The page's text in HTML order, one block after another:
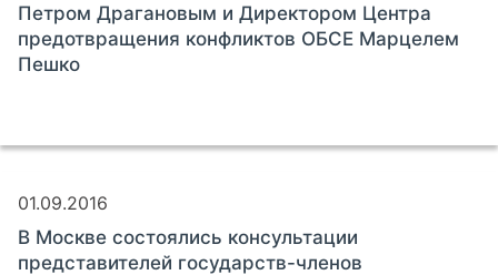
Петром Драгановым и Директором Центра
предотвращения конфликтов ОБСЕ Марцелем
Пешко
01.09.2016
В Москве состоялись консультации
представителей государств-членов